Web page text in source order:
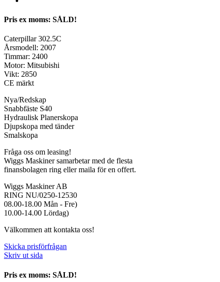
Pris ex moms: SÅLD!
Caterpillar 302.5C
Årsmodell: 2007
Timmar: 2400
Motor: Mitsubishi
Vikt: 2850
CE märkt
Nya/Redskap
Snabbfäste S40
Hydraulisk Planerskopa
Djupskopa med tänder
Smalskopa
Fråga oss om leasing!
Wiggs Maskiner samarbetar med de flesta
finansbolagen ring eller maila för en offert.
Wiggs Maskiner AB
RING NU/0250-12530
08.00-18.00 Mån - Fre)
10.00-14.00 Lördag)
Välkommen att kontakta oss!
Skicka prisförfrågan
Skriv ut sida
Pris ex moms: SÅLD!